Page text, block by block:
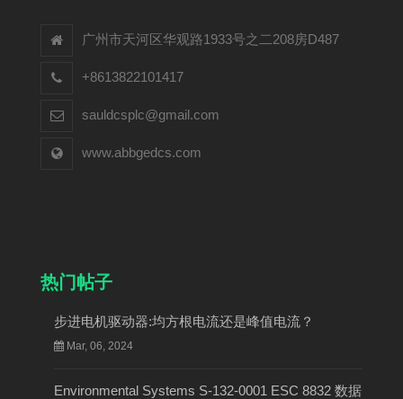
广州市天河区华观路1933号之二208房D487
+8613822101417
sauldcsplc@gmail.com
www.abbgedcs.com
热门帖子
步进电机驱动器:均方根电流还是峰值电流？
Mar, 06, 2024
Environmental Systems S-132-0001 ESC 8832 数据